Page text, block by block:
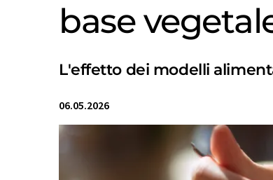
base
L'effetto dei modelli
06.05.2026